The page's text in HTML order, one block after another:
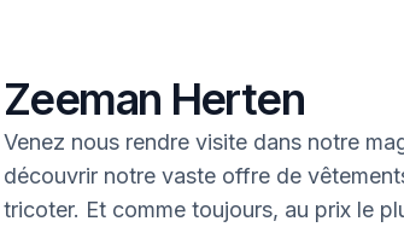
Zeeman Herten
Venez nous rendre visite dans notre
découvrir notre vaste offre de
tricoter. Et comme toujours, au prix le